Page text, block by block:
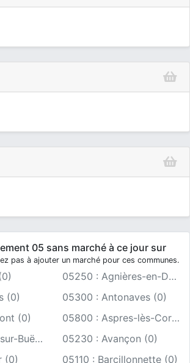
05 sans marché à ce jour sur
pas à ajouter un marché pour ces communes.
05250 : Agnières-en-Dévoluy (0)
(0)
05300 : Antonaves (0)
(0)
05800 : Aspres-lès-Corps (0)
05140 : Aspres-sur-Buëch (0)
05230 : Avançon (0)
(0)
05110 : Barcillonnette (0)